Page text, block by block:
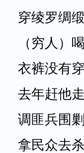
绫罗绸
穷人）喝
裤没有
年赶他走
匪兵围剿
民众去杀